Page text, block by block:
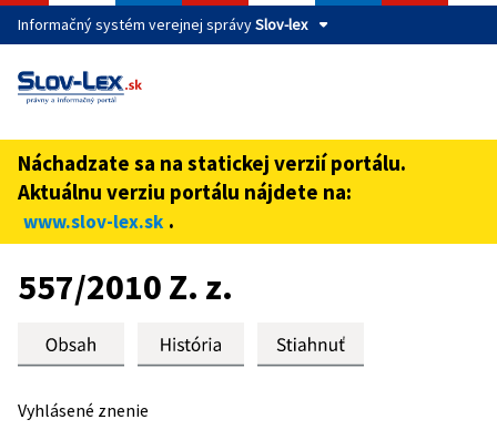
Informačný systém verejnej správySlov-lex
Táto stránka je zabezpečená
cez zabezpečenú webovú stránku verejnej správy SR.
Zabezpečená stránka vždy začína https:// pred názvom
domény webového sídla.
Náchadzate sa na statickej verzií portálu.
Aktuálnu verziu portálu nájdete na:
www.slov-lex.sk .
Preskoč na obsah
557/2010 Z. z.
Vyhlásené znenie